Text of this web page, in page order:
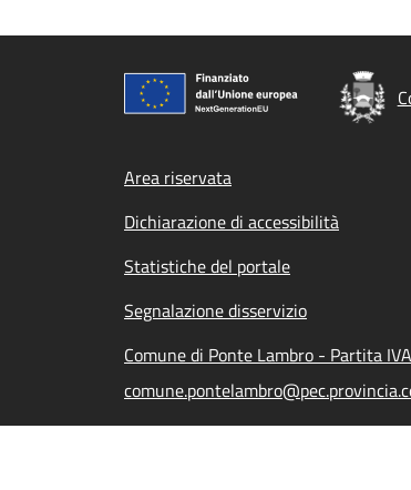
Footer menu
Area riservata
Dichiarazione di accessibilità
Statistiche del portale
Segnalazione disservizio
Comune di Ponte Lambro - Partita